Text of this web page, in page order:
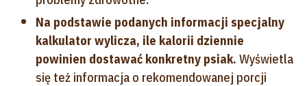
Na podstawie podanych informacji specjalny
kalkulator wylicza, ile kalorii dziennie
powinien dostawać konkretny psiak. Wyświetla
się też informacja o rekomendowanej porcji